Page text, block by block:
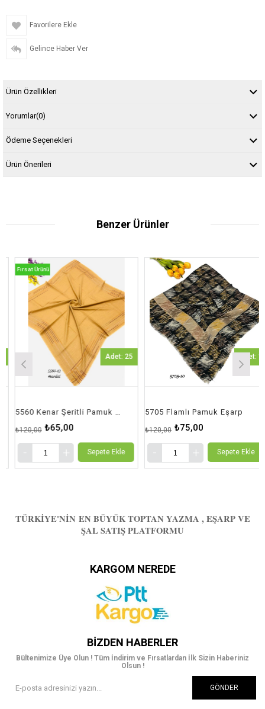
Favorilere Ekle
Gelince Haber Ver
Ürün Özellikleri
Yorumlar(0)
Ödeme Seçenekleri
Ürün Önerileri
Benzer Ürünler
5560 Kenar Şeritli Pamuk Eşarp
₺65,00
₺120,00
Adet: 25
Sepete Ekle
Fırsat Ürünü
5705 Flamlı Pamuk Eşarp
₺75,00
₺120,00
Adet: 1
Sepete Ekle
TÜRKIYE'NIN EN BÜYÜK TOPTAN YAZMA , EŞARP VE
ŞAL SATIŞ PLATFORMU
KARGOM NEREDE
BIZDEN HABERLER
Bültenimize Üye Olun ! Tüm İndirim ve Fırsatlardan İlk Sizin Haberiniz
Olsun !
GÖNDER